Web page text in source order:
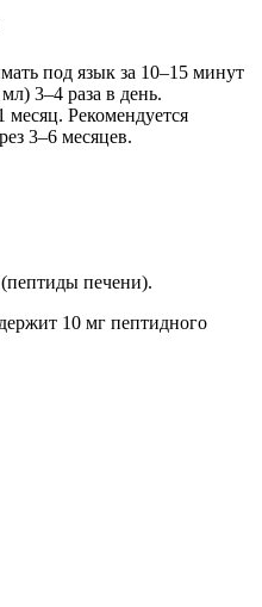
под язык за 10–15 минут
3–4 раза в день.
Рекомендуется
3–6 месяцев.
печени).
10 мг пептидного